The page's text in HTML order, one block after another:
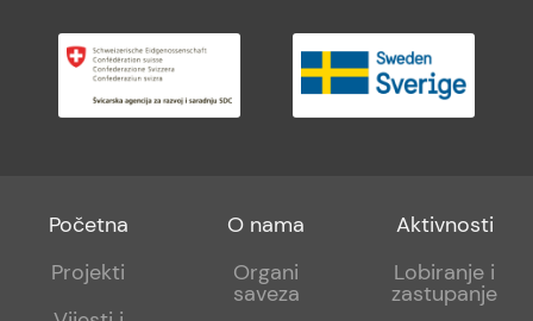
Footer
menu
Početna
Projekti
Footer
sub
O nama
Organi
saveza
Footer
sub
Aktivnosti
Lobiranje i
zastupanje